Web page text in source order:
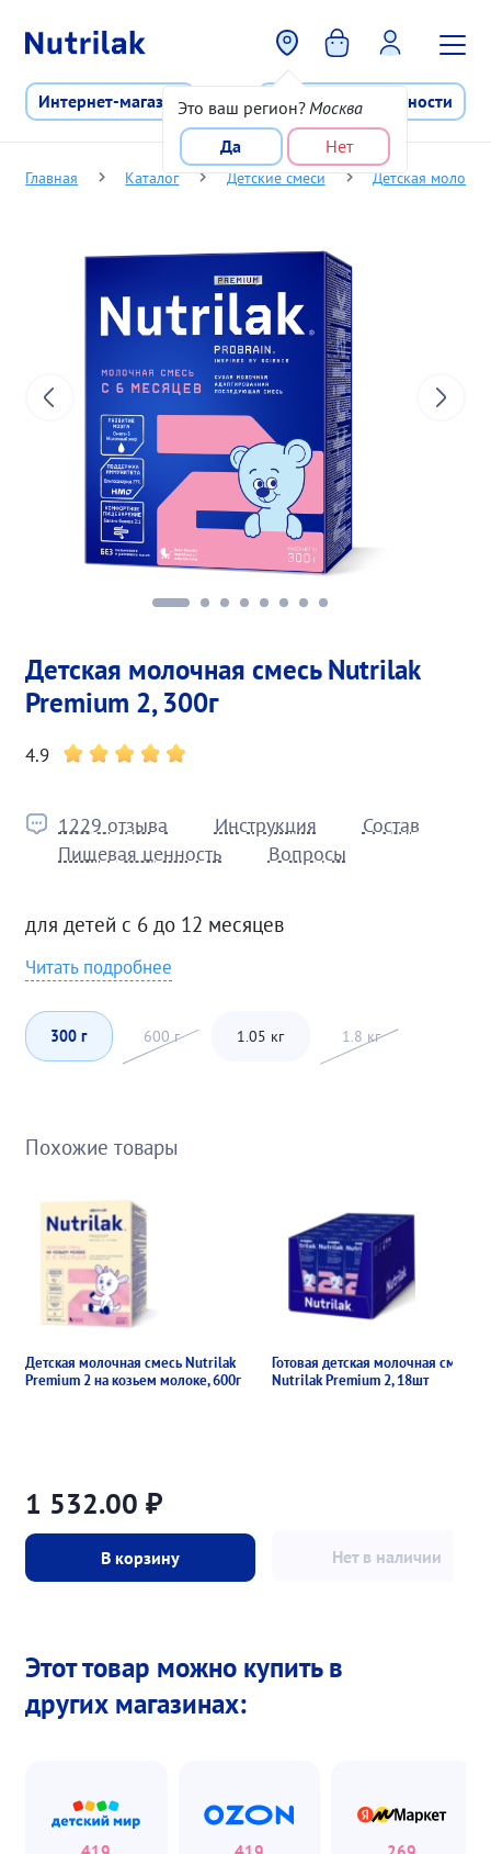
Это ваш регион? Москва
Да
Нет
Интернет-магазин Программа лояльности
Главная Каталог Детские смеси Детская
Детская молочная смесь Nutrilak
Premium 2, 300г
4.9
1229 отзыва Инструкция
Состав
Пищевая ценность
Вопросы
для детей с 6 до 12 месяцев
Читать подробнее
300 г 600 г 1.05 кг 1.8 кг
Похожие товары
Детская молочная смесь Nutrilak
Premium 2 на козьем молоке, 600г
1 532.00 ₽
В корзину
Готовая детская молочная смесь
Nutrilak Premium 2, 18шт
Нет в наличии
Этот товар можно купить в
других магазинах: